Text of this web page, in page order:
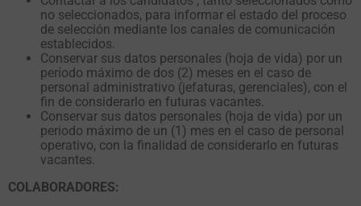
no seleccionados, para informar el estado del proceso
de selección mediante los canales de comunicación
establecidos.
Conservar sus datos personales (hoja de vida) por un
período máximo de dos (2) meses en el caso de
personal administrativo (jefaturas, gerenciales), con el
fin de considerarlo en futuras vacantes.
Conservar sus datos personales (hoja de vida) por un
periodo máximo de un (1) mes en el caso de personal
operativo, con la finalidad de considerarlo en futuras
vacantes.
COLABORADORES: